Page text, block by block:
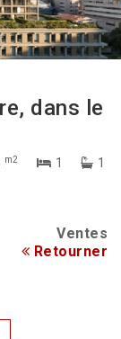
dans le
m2 1
1
Ventes
Retourner